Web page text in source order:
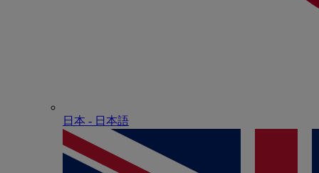
日本 - ⽇本語